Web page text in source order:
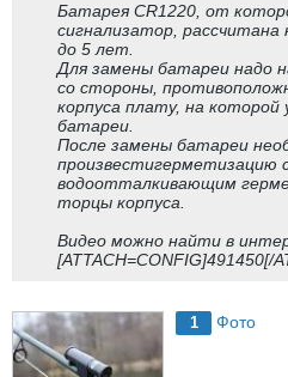
Батарея CR1220, от
сигнализатор,
до 5 лет.
Для замены батареи надо
со стороны,
корпуса плату, на
батареи.
После замены батареи
произвестигерметизацию
водоотталкивающим
торцы корпуса.
Видео можно найти в
[ATTACH=CONFIG]491450[/
1 Фото